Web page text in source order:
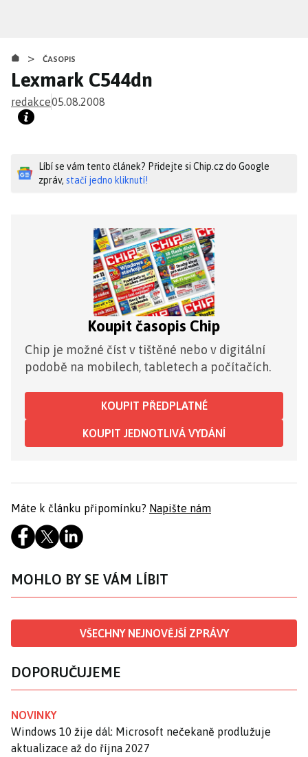
obsahu
> ČASOPIS
Lexmark C544dn
redakce05.08.2008
Líbí se vám tento článek? Přidejte si Chip.cz do Google
zpráv, stačí jedno kliknutí!
Koupit časopis Chip
Chip je možné číst v tištěné nebo v digitální
podobě na mobilech, tabletech a počítačích.
KOUPIT PŘEDPLATNÉ
KOUPIT JEDNOTLIVÁ VYDÁNÍ
Máte k článku připomínku? Napište nám
MOHLO BY SE VÁM LÍBIT
VŠECHNY NEJNOVĚJŠÍ ZPRÁVY
DOPORUČUJEME
NOVINKY
Windows 10 žije dál: Microsoft nečekaně prodlužuje
aktualizace až do října 2027